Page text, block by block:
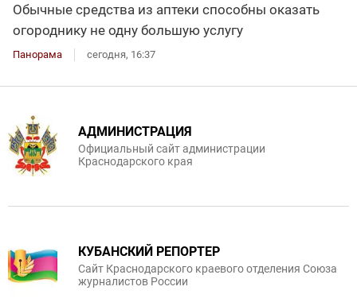
Обычные средства из аптеки способны оказать
огороднику не одну большую услугу
Панорама сегодня, 16:37
АДМИНИСТРАЦИЯ
Официальный сайт администрации
Краснодарского края
КУБАНСКИЙ РЕПОРТЕР
Сайт Краснодарского краевого отделения Союза
журналистов России